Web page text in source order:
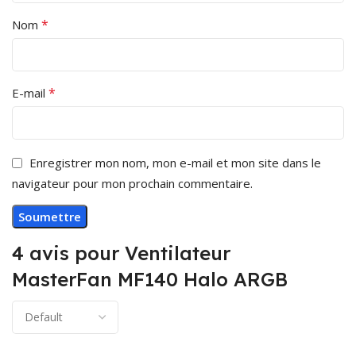
4 avis pour Ventilateur
MasterFan MF140 Halo ARGB
Nom *
E-mail *
Enregistrer mon nom, mon e-mail et mon site dans le
navigateur pour mon prochain commentaire.